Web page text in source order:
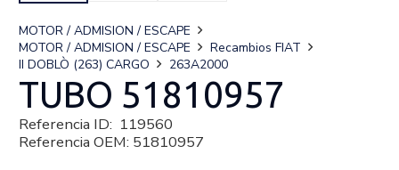
MOTOR / ADMISION / ESCAPE
MOTOR / ADMISION / ESCAPE
Recambios FIAT
II DOBLÒ (263) CARGO
263A2000
TUBO 51810957
Referencia ID: 119560
Referencia OEM: 51810957